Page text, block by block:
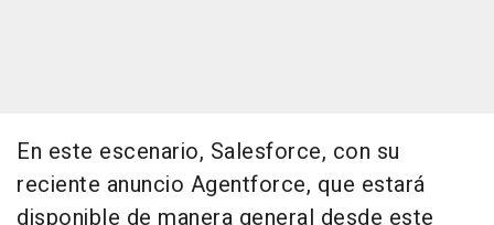
En este escenario, Salesforce, con su
reciente anuncio Agentforce, que estará
disponible de manera general desde este